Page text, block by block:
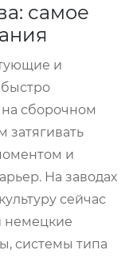
самое
и
на сборочном
затягивать
и
На заводах
сейчас
немецкие
системы типа